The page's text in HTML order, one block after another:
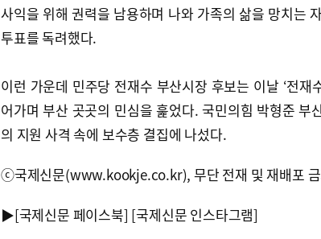
사익을 위해 권력을 남용하며 나와 가족의 삶을 망치는
투표를 독려했다.
이런 가운데 민주당 전재수 부산시장 후보는 이날 ‘전재
어가며 부산 곳곳의 민심을 훑었다. 국민의힘 박형준 부
의 지원 사격 속에 보수층 결집에 나섰다.
ⓒ국제신문(www.kookje.co.kr), 무단 전재 및 재배포
▶[국제신문 페이스북] [국제신문 인스타그램]